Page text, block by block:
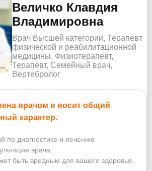
Величко Клавдия
Владимировна
Врач Высшей категории, Терапевт
физической и реабилитационной
медицины, Физиотерапевт,
Терапевт, Семейный врач,
Вертебролог
врачом и носит общий
характер.
по диагностике и лечению
врача.
быть вредным для вашего здоровья.